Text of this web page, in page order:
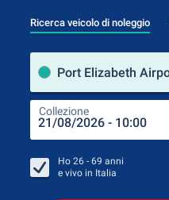
Ricerca veicolo di noleggio
Collezione
Ho 26 - 69 anni
e vivo in Italia